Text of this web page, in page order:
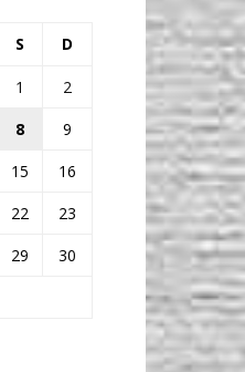
S D
1
2
8
9
15
16
22
23
29
30